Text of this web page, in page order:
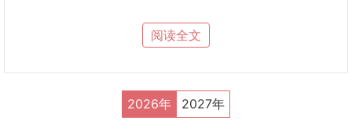
选择嫁娶的吉日需要综合考虑以下几个方面：
：根据新人双方的生辰八字（出生年月日时），通过五行
黄历宜忌：查看黄历上标注的“宜嫁娶”的日子，并且这一天不宜犯
冲、刑、害等不利因素。
：如避开新娘或新郎本命年的日子，因为传统认为本命年
阅读全文
2026年 2027年